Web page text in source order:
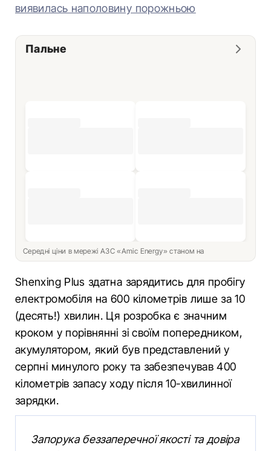
виявилась наполовину порожньою
Пальне
Середні ціни в мережі АЗС «Amic Energy» станом на
Shenxing Plus здатна зарядитись для пробігу
електромобіля на 600 кілометрів лише за 10
(десять!) хвилин. Ця розробка є значним
кроком у порівнянні зі своїм попередником,
акумулятором, який був представлений у
серпні минулого року та забезпечував 400
кілометрів запасу ходу після 10-хвилинної
зарядки.
Запорука беззаперечної якості та довіра